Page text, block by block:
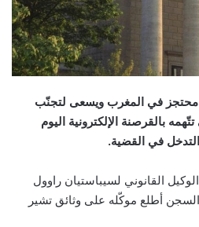
محتجز في المغرب ويسعى لتجنّب
بالقرصنة الإلكترونية اليوم
التدخل في القضية.
القانوني لسيباستيان راوول
السجن أطلع موكّله على وثائق تشير